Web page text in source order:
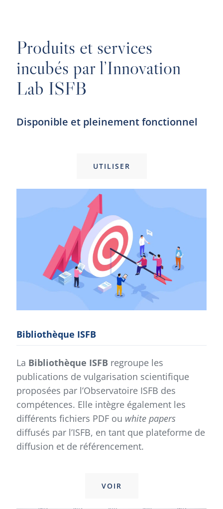
Produits et services
incubés par l’Innovation
Lab ISFB
Disponible et pleinement fonctionnel
UTILISER
Bibliothèque ISFB
La Bibliothèque ISFB regroupe les
publications de vulgarisation scientifique
proposées par l’Observatoire ISFB des
compétences. Elle intègre également les
différents fichiers PDF ou white papers
diffusés par l’ISFB, en tant que plateforme de
diffusion et de référencement.
VOIR